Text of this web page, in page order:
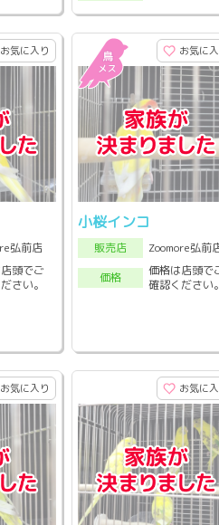
お気に入り
弘前店
頭でご
さい。
お気に
小桜インコ
販売店
Zoomore弘前
価格
価格は店頭で
確認ください。
お気に入り お気に